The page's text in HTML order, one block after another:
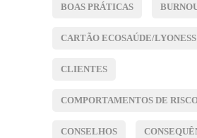
BOAS PRÁTICAS
CARTÃO ECOSAÚDE/LYONESS
CLIENTES
COMPORTAMENTOS DE
CONSELHOS